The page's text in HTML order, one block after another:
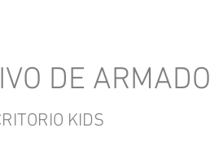
DE ARMADO
KIDS